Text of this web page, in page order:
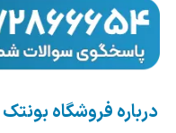
درباره فروشگاه بونتک